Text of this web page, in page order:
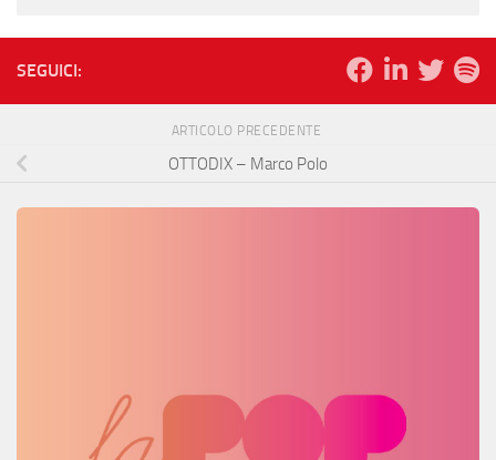
SEGUICI:
ARTICOLO PRECEDENTE
OTTODIX – Marco Polo